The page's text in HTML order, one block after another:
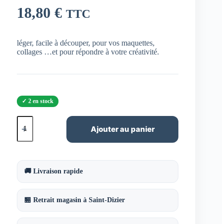
18,80 € TTC
léger, facile à découper, pour vos maquettes,
collages …et pour répondre à votre créativité.
2 en stock
quantité
de
DE
PLAQUES
CREAT'PREMIER
5MM
CARTON
MOUSSE
Ajouter au panier
🚚 Livraison rapide
🏪 Retrait magasin à Saint-Dizier